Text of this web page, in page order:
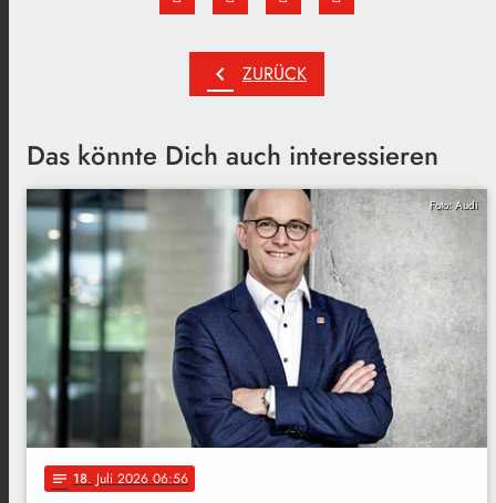
chevron_left ZURÜCK
Das könnte Dich auch interessieren
Foto: Audi
notes 18. Juli 2026 06:56